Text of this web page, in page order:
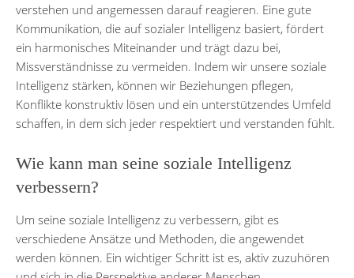
verstehen und angemessen darauf reagieren. Eine gute
Kommunikation, die auf sozialer Intelligenz basiert, fördert
ein harmonisches Miteinander und trägt dazu bei,
Missverständnisse zu vermeiden. Indem wir unsere soziale
Intelligenz stärken, können wir Beziehungen pflegen,
Konflikte konstruktiv lösen und ein unterstützendes Umfeld
schaffen, in dem sich jeder respektiert und verstanden fühlt.
Wie kann man seine soziale Intelligenz
verbessern?
Um seine soziale Intelligenz zu verbessern, gibt es
verschiedene Ansätze und Methoden, die angewendet
werden können. Ein wichtiger Schritt ist es, aktiv zuzuhören